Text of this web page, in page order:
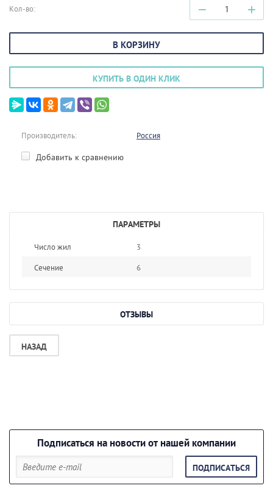
Кол-во: − +
В КОРЗИНУ
КУПИТЬ В ОДИН КЛИК
Производитель: Россия
Добавить к сравнению
ПАРАМЕТРЫ
Число жил
3
Сечение
6
ОТЗЫВЫ
НАЗАД
Подписаться на новости от нашей компании
ПОДПИСАТЬСЯ